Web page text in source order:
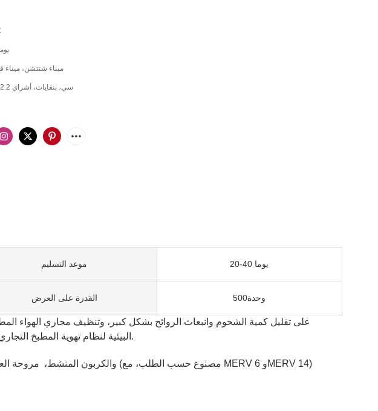
10-15
ميناء شنتشن، ميناء
سي، بنفايات، أشراي 52.2-2017
موعد التسليم 20-40 يوما
القدرة على العرض وحدة500
وتنظيف واجهات المباني.! يوصى بشدة بوحدات ESP البيئية لنظام تهوية المطبخ التجاري! فهي سهلة التركيب والتنظيف والصيانة والتشغيل.
مع مزيج من ESP ومرشحات الهواء وفلتر UV-C والكربون المنشط، مروحة العادم، وحدة البيئة تقدم أعلى كفاءة في الإزالة: اختياري (مصنوع حسب الطلب، مع MERV 6 وMERV 14)